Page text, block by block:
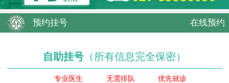
预约挂号 在线预约
自助挂号 （所有信息完全保密）
专业医生 无需排队 优先就诊